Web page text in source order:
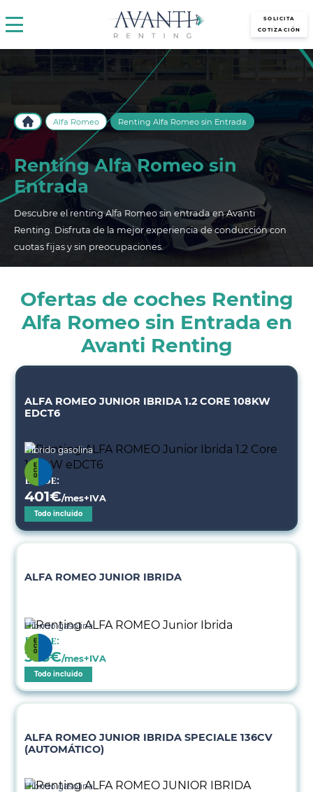
SOLICITA
COTIZACIÓN
Alfa Romeo Renting Alfa Romeo sin Entrada
Renting Alfa Romeo sin
Entrada
Descubre el renting Alfa Romeo sin entrada en Avanti
Renting. Disfruta de la mejor experiencia de conducción con
cuotas fijas y sin preocupaciones.
Ofertas de coches Renting
Alfa Romeo sin Entrada en
Avanti Renting
ALFA ROMEO JUNIOR IBRIDA 1.2 CORE 108KW
EDCT6
Híbrido gasolina
Desde:
401€/mes+IVA
Todo incluido
ALFA ROMEO JUNIOR IBRIDA
Híbrido gasolina
Desde:
355€/mes+IVA
Todo incluido
ALFA ROMEO JUNIOR IBRIDA SPECIALE 136CV
(AUTOMÁTICO)
Híbrido gasolina